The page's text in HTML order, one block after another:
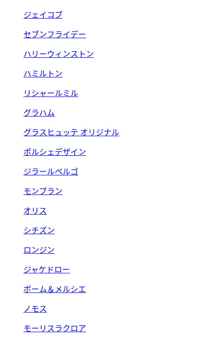
ジェイコブ
セブンフライデー
ハリーウィンストン
ハミルトン
リシャールミル
グラハム
グラスヒュッテ オリジナル
ポルシェデザイン
ジラールペルゴ
モンブラン
オリス
シチズン
ロンジン
ジャケドロー
ボーム＆メルシエ
ノモス
モーリスラクロア